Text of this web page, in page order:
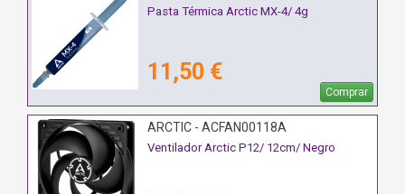
Pasta Térmica Arctic MX-4/ 4g
11,50 €
Comprar
ARCTIC - ACFAN00118A
Ventilador Arctic P12/ 12cm/ Negro